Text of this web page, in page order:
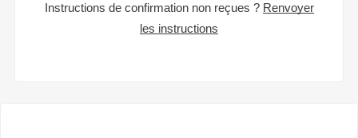
Instructions de confirmation non reçues ? Renvoyer
les instructions